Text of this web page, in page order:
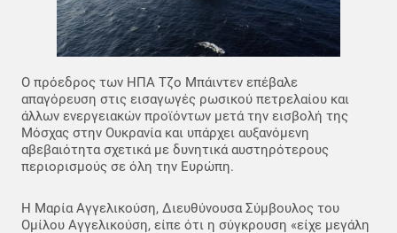
Ο πρόεδρος των ΗΠΑ Τζο Μπάιντεν επέβαλε
απαγόρευση στις εισαγωγές ρωσικού πετρελαίου και
άλλων ενεργειακών προϊόντων μετά την εισβολή της
Μόσχας στην Ουκρανία και υπάρχει αυξανόμενη
αβεβαιότητα σχετικά με δυνητικά αυστηρότερους
περιορισμούς σε όλη την Ευρώπη.
Η Μαρία Αγγελικούση, Διευθύνουσα Σύμβουλος του
Ομίλου Αγγελικούση, είπε ότι η σύγκρουση «είχε μεγάλη